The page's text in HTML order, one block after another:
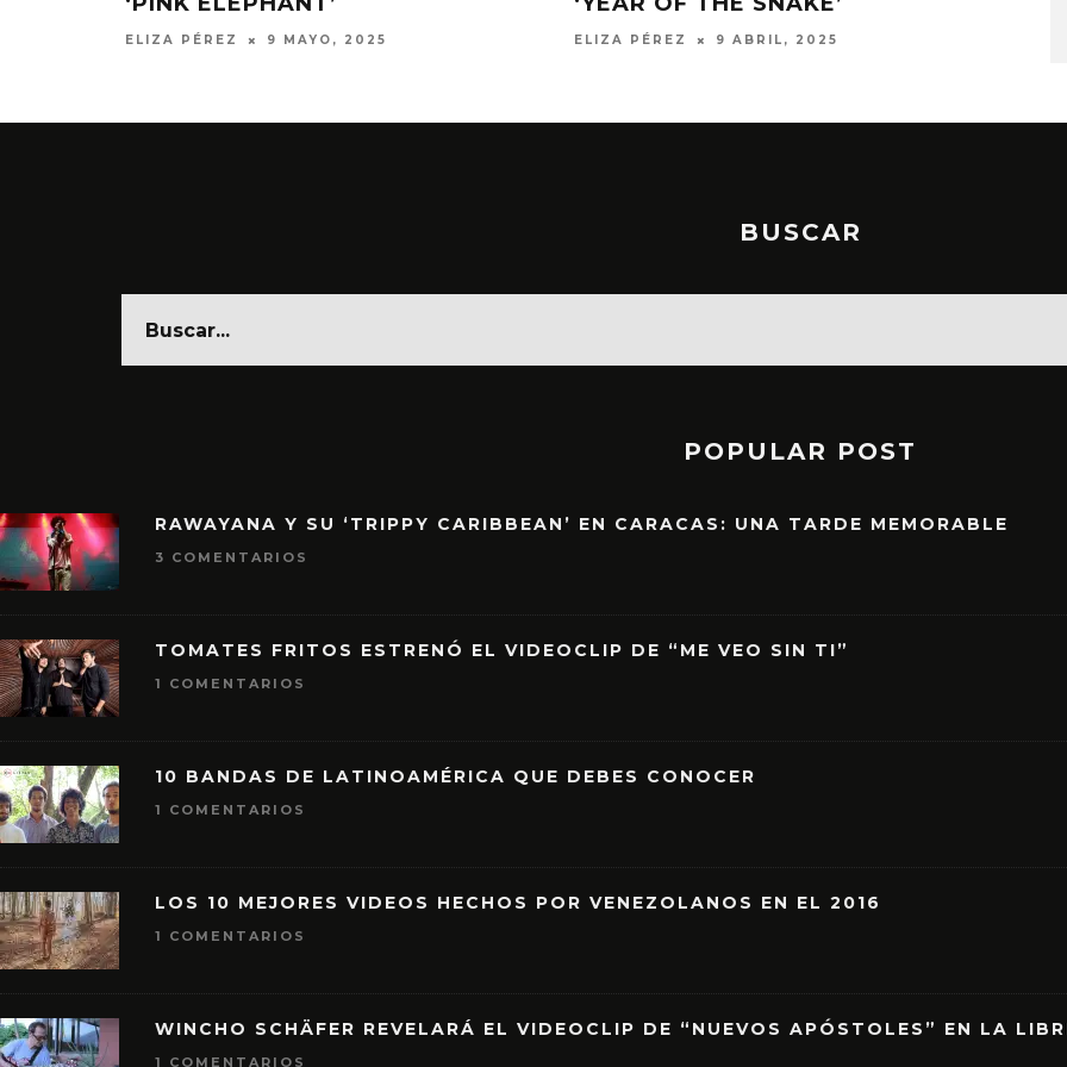
ELIZA PÉREZ 9 MAYO, 2025 ELIZA PÉREZ 9 ABRIL, 2025
BUSCAR
POPULAR POST
RAWAYANA Y SU ‘TRIPPY CARIBBEAN’ EN CARACAS: UNA TARDE MEMORABLE
3 COMENTARIOS
TOMATES FRITOS ESTRENÓ EL VIDEOCLIP DE “ME VEO SIN TI”
1 COMENTARIOS
10 BANDAS DE LATINOAMÉRICA QUE DEBES CONOCER
1 COMENTARIOS
LOS 10 MEJORES VIDEOS HECHOS POR VENEZOLANOS EN EL 2016
1 COMENTARIOS
WINCHO SCHÄFER REVELARÁ EL VIDEOCLIP DE “NUEVOS APÓSTOLES” EN LA
1 COMENTARIOS